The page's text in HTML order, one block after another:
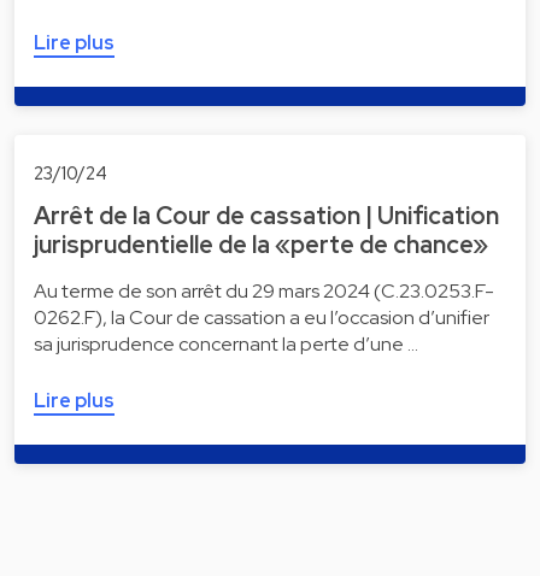
Lire plus
23/10/24
Arrêt de la Cour de cassation | Unification
jurisprudentielle de la «perte de chance»
Au terme de son arrêt du 29 mars 2024 (C.23.0253.F-
0262.F), la Cour de cassation a eu l’occasion d’unifier
sa jurisprudence concernant la perte d’une …
Lire plus